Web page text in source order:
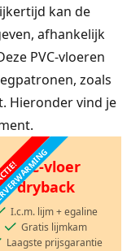
kan de
afhankelijk
PVC-vloeren
zoals
Hieronder vind je
PVC-vloer
dryback
I.c.m. lijm + egaline
Gratis lijmkam
Laagste prijsgarantie